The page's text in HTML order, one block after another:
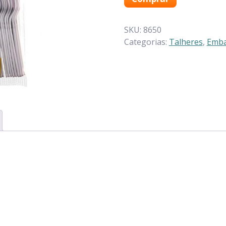
SKU: 8650
Categorias: Talheres,